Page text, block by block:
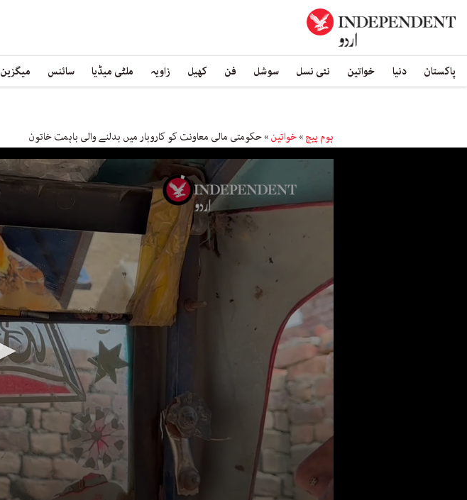
پاکستان دنیا خواتین نئی نسل سوشل فن کھیل زاویہ ملٹی میڈیا سائنس میگزین
ہوم پیچ»خواتین»حکومتی مالی معاونت کو کاروبار میں بدلنے والی باہمت خاتون